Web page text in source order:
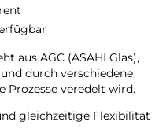
aus AGC (ASAHI Glas),
durch verschiedene
Prozesse veredelt wird.
gleichzeitige Flexibilität